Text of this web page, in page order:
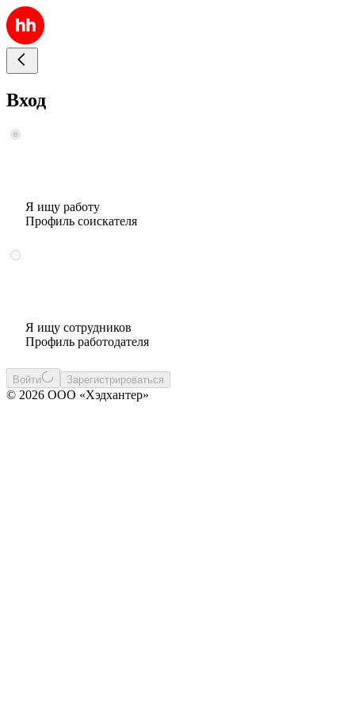
Вход
Я ищу работу
Профиль соискателя
Я ищу сотрудников
Профиль работодателя
Войти Зарегистрироваться
© 2026 ООО «Хэдхантер»